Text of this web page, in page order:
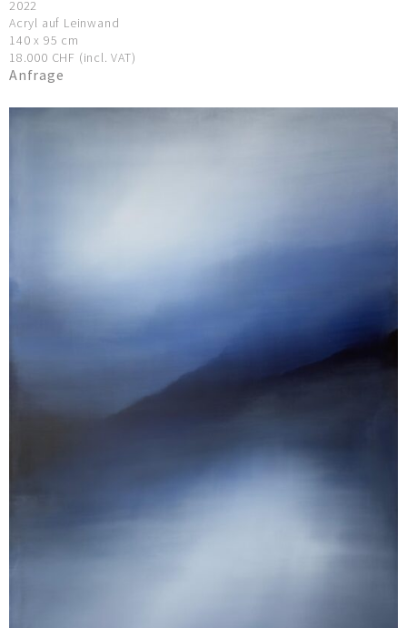
2022
Acryl auf Leinwand
140 x 95 cm
18.000 CHF (incl. VAT)
Anfrage